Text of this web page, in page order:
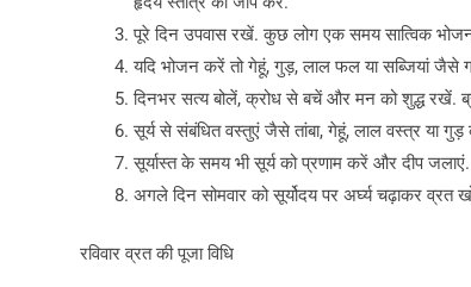
पूरे दिन उपवास रखें. कुछ लोग एक समय सात्विक
यदि भोजन करें तो गेहूं, गुड़, लाल फल या सब्जियां जैसे
दिनभर सत्य बोलें, क्रोध से बचें और मन को शुद्ध रखें.
सूर्य से संबंधित वस्तुएं जैसे तांबा, गेहूं, लाल वस्त्र या गुड़
सूर्यास्त के समय भी सूर्य को प्रणाम करें और दीप जलाएं.
अगले दिन सोमवार को सूर्योदय पर अर्घ्य चढ़ाकर व्रत
रविवार व्रत की पूजा विधि